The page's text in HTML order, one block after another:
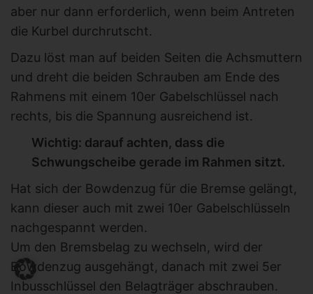
aber nur dann erforderlich, wenn beim Antreten
die Kurbel durchrutscht.
Dazu löst man auf beiden Seiten die Achsmuttern
und dreht die beiden Schrauben am Ende des
Rahmens mit einem 10er Gabelschlüssel nach
rechts, bis die Spannung ausreichend ist.
Wichtig: darauf achten, dass die
Schwungscheibe gerade im Rahmen sitzt.
Hat sich der Bowdenzug für die Bremse gelängt,
kann dieser auch mit zwei 10er Gabelschlüsseln
nachgespannt werden.
Um den Bremsbelag zu wechseln, wird der
Bowdenzug ausgehängt, danach mit zwei 5er
Inbusschlüssel den Belagträger abschrauben.